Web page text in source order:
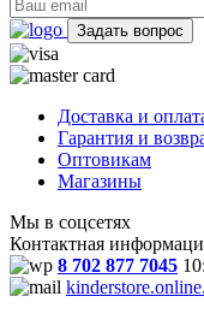
Задать вопрос
Доставка и
Гарантия и
Оптовикам
Магазины
Мы в соцсетях
Контактная
8 702 877 7045